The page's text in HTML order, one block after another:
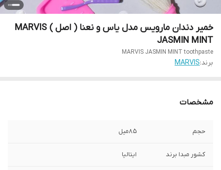
خمیر دندان مارویس مدل یاس و نعنا ( اصل ) MARVIS
JASMIN MINT
MARVIS JASMIN MINT toothpaste
برند:MARVIS
مشخصات
حجم ۸۵میل
کشور مبدا برند ایتالیا